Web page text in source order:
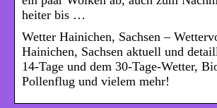
heiter bis …
Wetter Hainichen, Sachsen –
Hainichen, Sachsen aktuell und
14-Tage und dem 30-Tage-Wetter,
Pollenflug und vielem mehr!